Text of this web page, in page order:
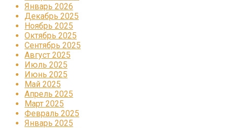
Январь 2026
Декабрь 2025
Ноябрь 2025
Октябрь 2025
Сентябрь 2025
Август 2025
Июль 2025
Июнь 2025
Май 2025
Апрель 2025
Март 2025
Февраль 2025
Январь 2025